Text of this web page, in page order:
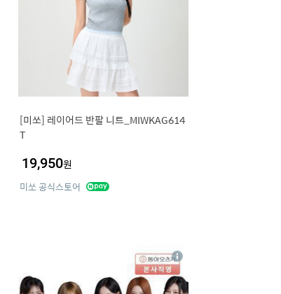
[미쏘] 레이어드 반팔 니트_MIWKAG614
T
19,950원
미쏘 공식스토어
상
세